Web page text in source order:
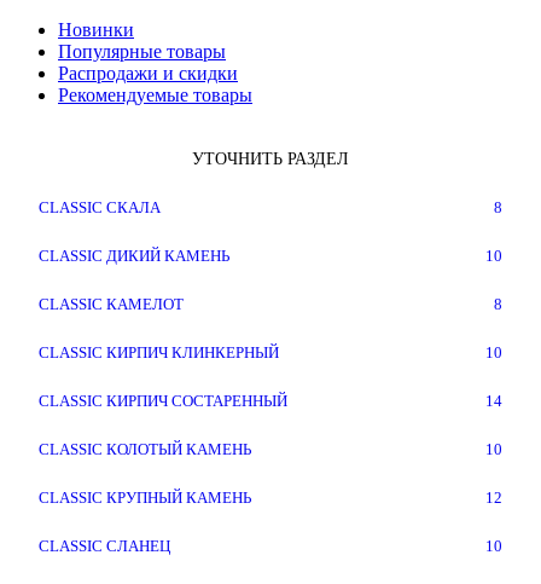
Новинки
Популярные товары
Распродажи и скидки
Рекомендуемые товары
УТОЧНИТЬ РАЗДЕЛ
CLASSIC СКАЛА 8
CLASSIC ДИКИЙ КАМЕНЬ 10
CLASSIC КАМЕЛОТ 8
CLASSIC КИРПИЧ КЛИНКЕРНЫЙ 10
CLASSIC КИРПИЧ СОСТАРЕННЫЙ 14
CLASSIC КОЛОТЫЙ КАМЕНЬ 10
CLASSIC КРУПНЫЙ КАМЕНЬ 12
CLASSIC СЛАНЕЦ 10